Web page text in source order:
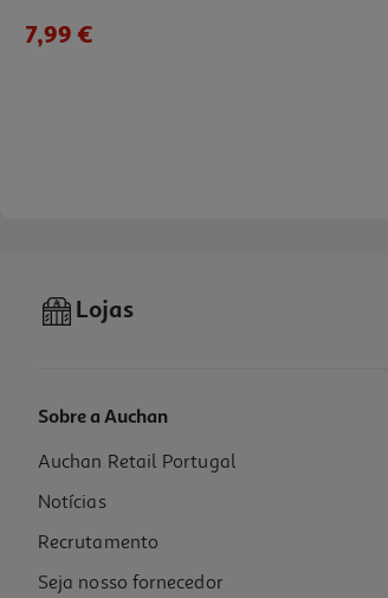
7,99 €
Portfólio Auchan A4 40+40 Bolsas Cores Sortidas
4.99 €/un
4,99 €
Lojas
Sobre a Auchan
Auchan Retail Portugal
Notícias
Recrutamento
Seja nosso fornecedor